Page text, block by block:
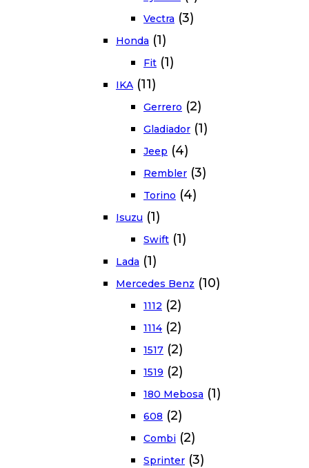
Vectra (3)
Honda (1)
Fit (1)
IKA (11)
Gerrero (2)
Gladiador (1)
Jeep (4)
Rembler (3)
Torino (4)
Isuzu (1)
Swift (1)
Lada (1)
Mercedes Benz (10)
1112 (2)
1114 (2)
1517 (2)
1519 (2)
180 Mebosa (1)
608 (2)
Combi (2)
Sprinter (3)